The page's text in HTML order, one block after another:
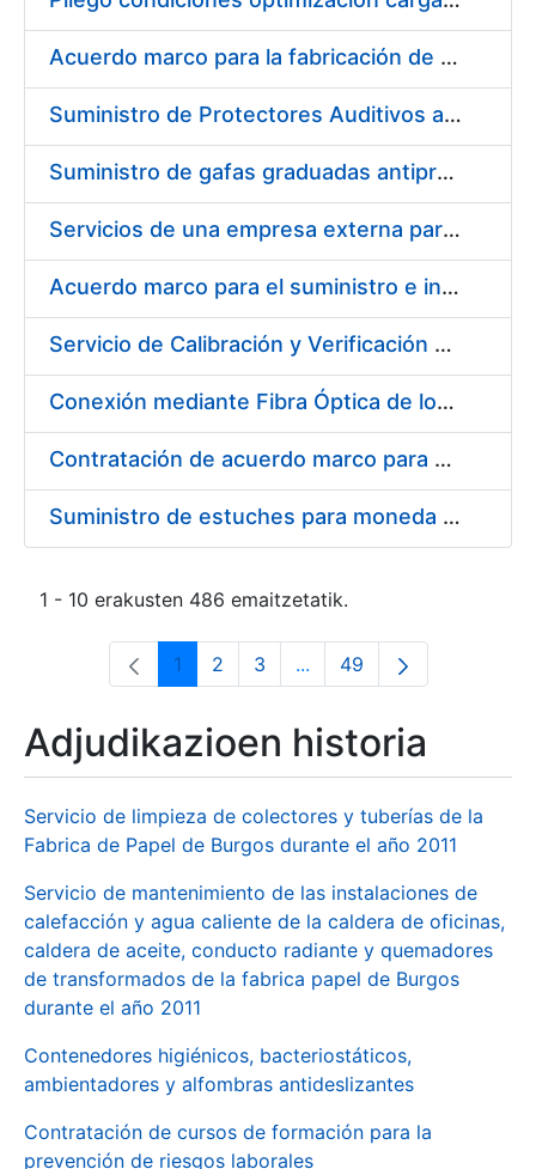
Erakutsi/Ezkutatu
Acuerdo marco para la fabricación de piezas
Suministro de Protectores Auditivos a medida para las personas trabajadoras de los Centros de Trabajo de Madrid y Burgos
Suministro de gafas graduadas antiproyecciones para los trabajadores de la FNMT-RCM en los centros de trabajo de Madrid y Burgos
Servicios de una empresa externa para el asesoramiento y resolución de los recursos de alzada que se presentan relacionados con procesos de selección para la FNMT-RCM
Acuerdo marco para el suministro e instalación de persianas, estores y otros complementos
Servicio de Calibración y Verificación Externa de los Equipos de Medición del Servicio de Prevención de la FNMT-RCM
Conexión mediante Fibra Óptica de los Centros de Proceso de Datos (CPDs) de las sedes de la FNMT-RCM de Burgos y Madrid
Contratación de acuerdo marco para el Suministro de Material de Electricidad para la Fábrica Nacional de Moneda y Timbre-Real Casa de la Moneda en su centro de trabajo de Burgos
Suministro de estuches para moneda de 30 €
1 - 10 erakusten 486 emaitzetatik.
Orrialdea
1 Orrialdea
2 Orrialdea
3 ...Intermediate Pages Use
Orrialdea
49
Adjudikazioen historia
Servicio de limpieza de colectores y tuberías de la
Fabrica de Papel de Burgos durante el año 2011
Servicio de mantenimiento de las instalaciones de
calefacción y agua caliente de la caldera de oficinas,
caldera de aceite, conducto radiante y quemadores
de transformados de la fabrica papel de Burgos
durante el año 2011
Contenedores higiénicos, bacteriostáticos,
ambientadores y alfombras antideslizantes
Contratación de cursos de formación para la
prevención de riesgos laborales